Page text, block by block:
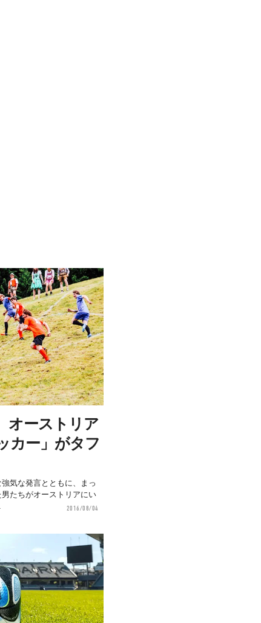
オーストリア
カー」がタフ
気な発言とともに、まっ
たちがオーストリアにい
2016/08/04